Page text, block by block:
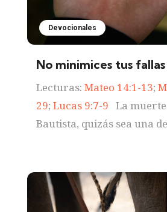
Devocionales
No minimices tus fallas
Lecturas: Mateo 14:1-13;
29; Lucas 9:7-9 La
Bautista, quizás sea una